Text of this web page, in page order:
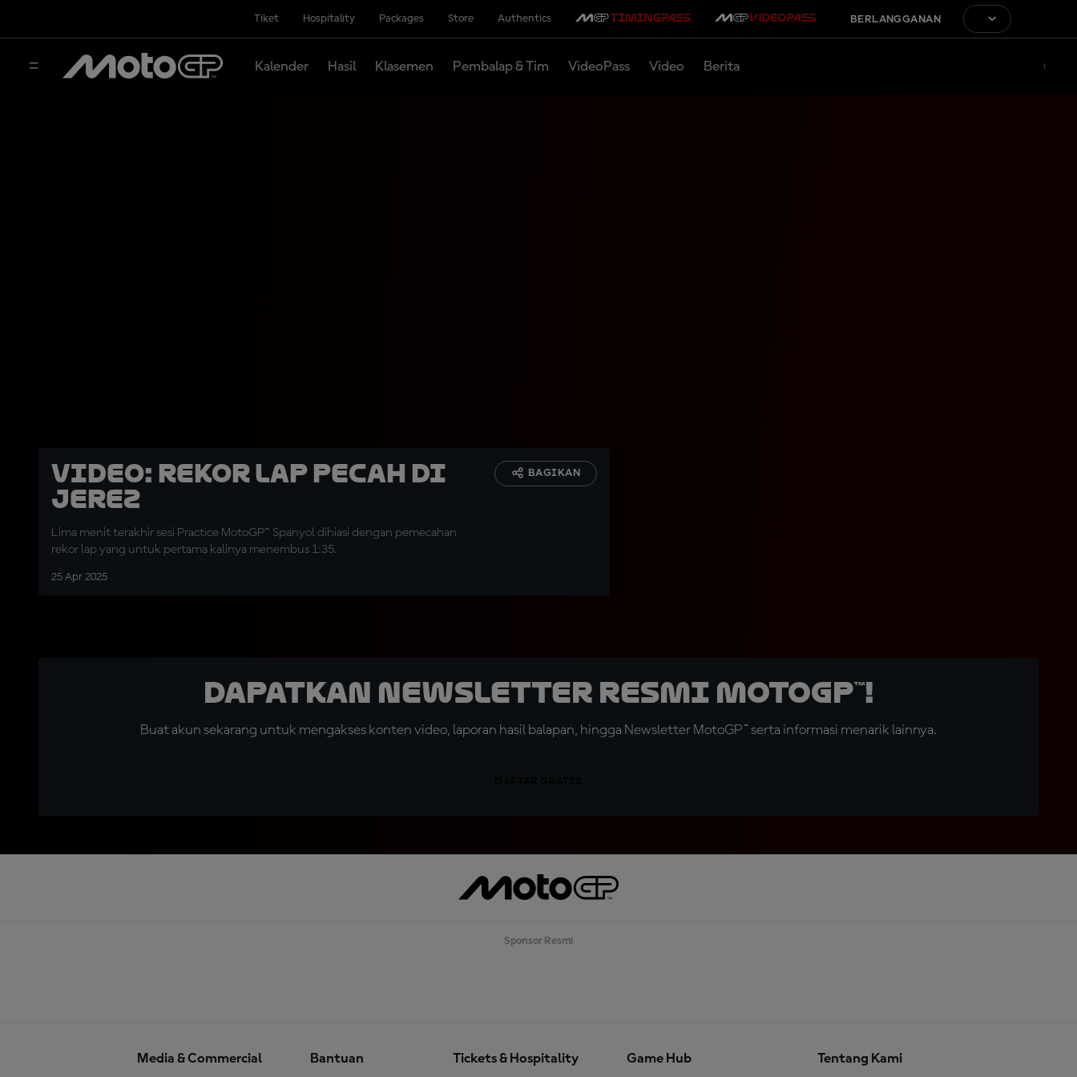
Tiket Hospitality Packages Store Authentics BERLANGGANAN
Kalender Hasil Klasemen Pembalap & Tim VideoPass Video Berita
VIDEO: Rekor Lap Pecah di
Jerez
Lima menit terakhir sesi Practice MotoGP™ Spanyol dihiasi dengan pemecahan
rekor lap yang untuk pertama kalinya menembus 1:35.
25 Apr 2025
BAGIKAN
Dapatkan Newsletter Resmi MotoGP™!
Buat akun sekarang untuk mengakses konten video, laporan hasil balapan, hingga Newsletter MotoGP™ serta informasi menarik lainnya.
Sponsor Resmi
Media & Commercial Bantuan Tickets & Hospitality Game Hub Tentang Kami